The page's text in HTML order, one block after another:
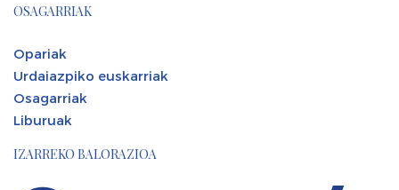
OSAGARRIAK
Opariak
Urdaiazpiko euskarriak
Osagarriak
Liburuak
IZARREKO BALORAZIOA